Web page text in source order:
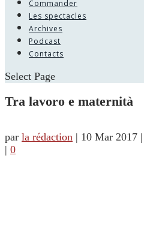
Commander
Les spectacles
Archives
Podcast
Contacts
Select Page
Tra lavoro e maternità
par la rédaction | 10 Mar 2017 |
| 0